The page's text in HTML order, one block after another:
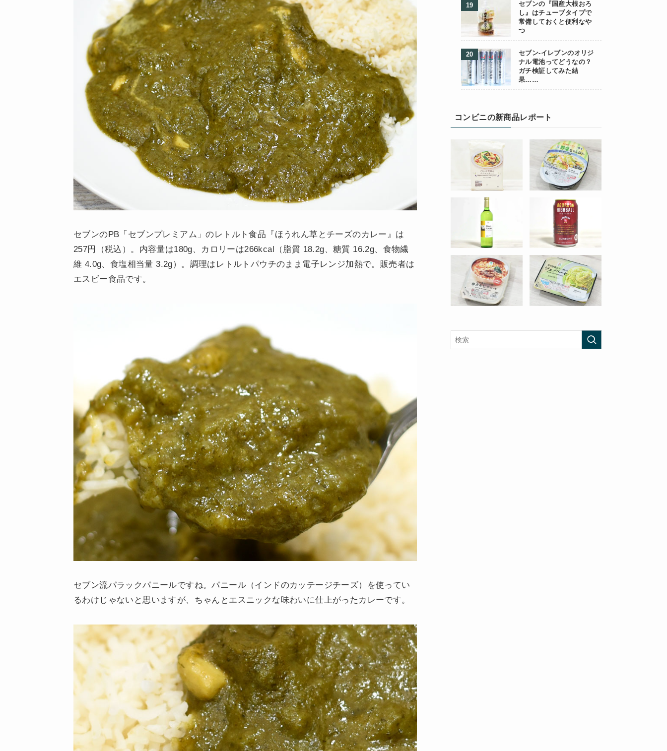
セブンのPB「セブンプレミアム」のレトルト食品『ほうれん草とチーズのカレー』は
257円（税込）。内容量は180g、カロリーは266kcal（脂質 18.2g、糖質 16.2g、食物繊
維 4.0g、食塩相当量 3.2g）。調理はレトルトパウチのまま電子レンジ加熱で。販売者は
エスビー食品です。
セブン流パラックパニールですね。パニール（インドのカッテージチーズ）を使ってい
るわけじゃないと思いますが、ちゃんとエスニックな味わいに仕上がったカレーです。
セブンの『国産大根おろ
し』はチューブタイプで
常備しておくと便利なや
つ
セブン-イレブンのオリジ
ナル電池ってどうなの？
ガチ検証してみた結
果……
コンビニの新商品レポート